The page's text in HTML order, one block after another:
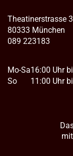
Theatinerstrasse
80333 München
089 223183
Mo-Sa
So
16:00 Uhr
11:00 Uhr